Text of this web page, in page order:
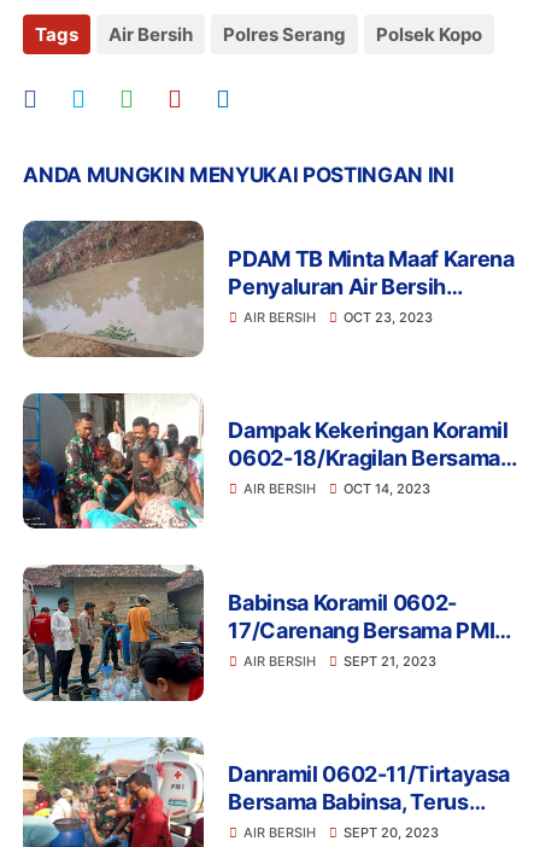
Tags Air Bersih Polres Serang Polsek Kopo
ANDA MUNGKIN MENYUKAI POSTINGAN INI
PDAM TB Minta Maaf Karena
Penyaluran Air Bersih
Terganggu,Ada Pengerukan
AIR BERSIH OCT 23, 2023
Dampak Kekeringan Koramil
0602-18/Kragilan Bersama
PT Pembangunan
AIR BERSIH OCT 14, 2023
Babinsa Koramil 0602-
17/Carenang Bersama PMI
Kabupaten Serang Salurkan
AIR BERSIH SEPT 21, 2023
Danramil 0602-11/Tirtayasa
Bersama Babinsa, Terus
Bantu Penyaluran Air Bersih
AIR BERSIH SEPT 20, 2023